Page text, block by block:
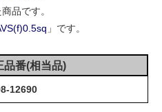
品です。
」です。
品番(相当品)
12690